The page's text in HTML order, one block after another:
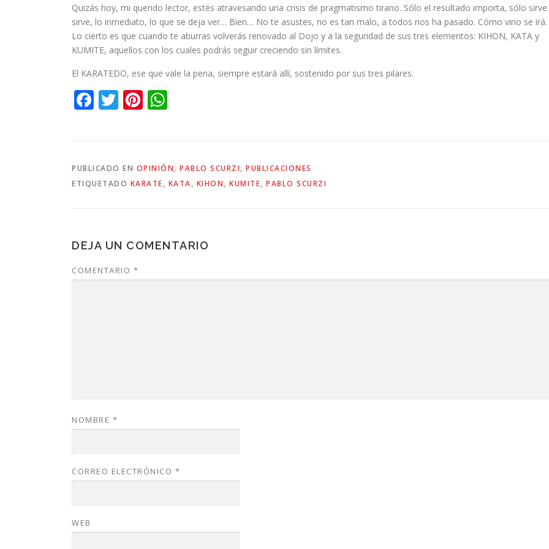
Quizás hoy, mi querido lector, estés atravesando una crisis de pragmatismo tirano. Sólo el resultado importa, sólo sirve
sirve, lo inmediato, lo que se deja ver… Bien… No te asustes, no es tan malo, a todos nos ha pasado. Cómo vino se irá.
Lo cierto es que cuando te aburras volverás renovado al Dojo y a la seguridad de sus tres elementos: KIHON, KATA y
KUMITE, aquellos con los cuales podrás seguir creciendo sin límites.
El KARATEDO, ese que vale la pena, siempre estará allí, sostenido por sus tres pilares.
Facebook
TwitterPinterest
PUBLICADO EN OPINIÓN, PABLO SCURZI, PUBLICACIONES
ETIQUETADO KARATE, KATA, KIHON, KUMITE, PABLO SCURZI
DEJA UN COMENTARIO
COMENTARIO *
NOMBRE *
CORREO ELECTRÓNICO *
WEB